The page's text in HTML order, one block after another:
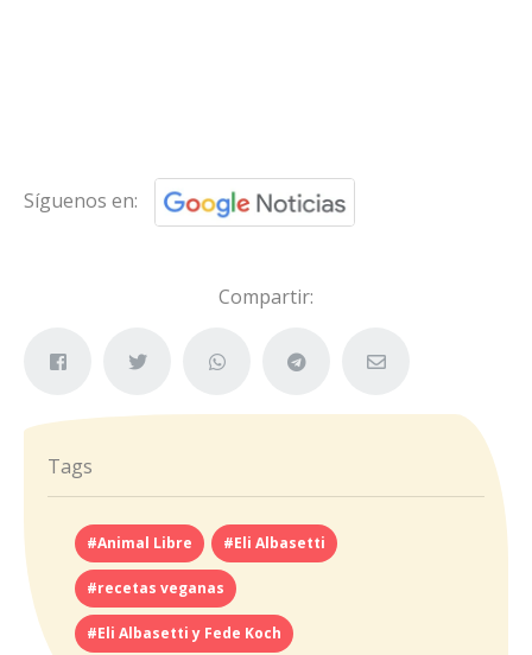
Síguenos en:
Compartir:
Tags
#Animal Libre #Eli Albasetti
#recetas veganas
#Eli Albasetti y Fede Koch